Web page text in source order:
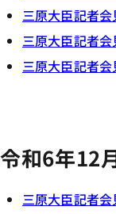
三原大臣記者会
三原大臣記者会
三原大臣記者会
令和6年12
三原大臣記者会